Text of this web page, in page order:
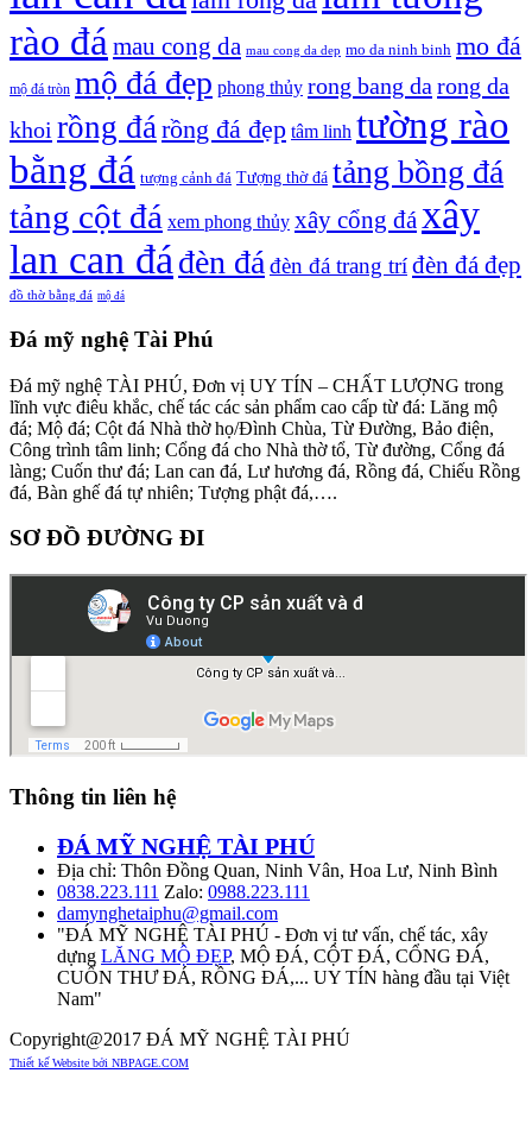
rào đá mau cong da mau cong da dep mo da ninh binh mo đá
mộ đá tròn mộ đá đẹp phong thủy rong bang da rong da
khoi rồng đárồng đá đẹp tâm linh tường rào
bằng đá tượng cảnh đá Tượng thờ đá tảng bồng đá
tảng cột đá xem phong thủy xây cổng đáxây
lan can đá đèn đáđèn đá trang tríđèn đá đẹp
đồ thờ bằng đá mộ đá
Đá mỹ nghệ Tài Phú
Đá mỹ nghệ TÀI PHÚ, Đơn vị UY TÍN – CHẤT LƯỢNG trong
lĩnh vực điêu khắc, chế tác các sản phẩm cao cấp từ đá: Lăng mộ
đá; Mộ đá; Cột đá Nhà thờ họ/Đình Chùa, Từ Đường, Bảo điện,
Công trình tâm linh; Cổng đá cho Nhà thờ tổ, Từ đường, Cổng đá
làng; Cuốn thư đá; Lan can đá, Lư hương đá, Rồng đá, Chiếu Rồng
đá, Bàn ghế đá tự nhiên; Tượng phật đá,….
SƠ ĐỒ ĐƯỜNG ĐI
Thông tin liên hệ
ĐÁ MỸ NGHỆ TÀI PHÚ
Địa chỉ: Thôn Đồng Quan, Ninh Vân, Hoa Lư, Ninh Bình
0838.223.111 Zalo: 0988.223.111
damynghetaiphu@gmail.com
"ĐÁ MỸ NGHỆ TÀI PHÚ - Đơn vị tư vấn, chế tác, xây
dựng LĂNG MỘ ĐẸP, MỘ ĐÁ, CỘT ĐÁ, CỔNG ĐÁ,
CUỐN THƯ ĐÁ, RỒNG ĐÁ,... UY TÍN hàng đầu tại Việt
Nam"
Copyright@2017 ĐÁ MỸ NGHỆ TÀI PHÚ
Thiết kế Website bởi NBPAGE.COM